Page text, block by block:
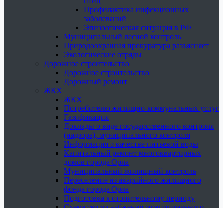
Профилактика инфекционных
заболеваний
Эпизоотическая ситуация в РФ
Муниципальный лесной контроль
Природоохранная прокуратура разъясняет
Экологические отряды
Дорожное строительство
Дорожное строительство
Дорожный ремонт
ЖКХ
ЖКХ
Потребителю жилищно-коммунальных услуг
Газификация
Доклады о виде государственного контроля
(надзора), муниципального контроля
Информация о качестве питьевой воды
Капитальный ремонт многоквартирных
домов города Орла
Муниципальный жилищный контроль
Переселение из аварийного жилищного
фонда города Орла
Подготовка к отопительному периоду